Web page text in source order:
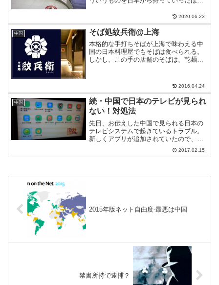
べて日本から持っていければいいのだ
が、それは難しい。そこで、これは日本
から持っていくべきというも...
2020.06.23
中国 そば処紋兵衛@上海
本格的な手打ちそばが上海で味わえる中
国の日本料理屋でもそばは食べられる。
しかし、この手の店舗のそばは、乾麺を
いうピッコロ大魔王もビックリな一品。
そんな中国で手打ちそばが...
2016.04.24
中国
続・中国で日本のテレビが見られ
ない！対処法
先日、お伝えした中国で見られる日本の
テレビシステムで起きているトラブル。
新しくアプリが追加されていたので、取
2017.02.15
2015年版ネット自由度-最悪は中国
禁書所持で逮捕？